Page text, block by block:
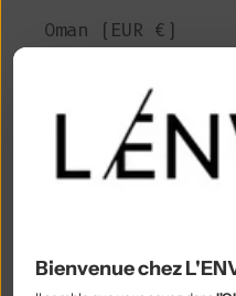
Oman (EUR €)
Territoires
Panama (USD $)
Pérou (PEN S/)
Bienvenue chez